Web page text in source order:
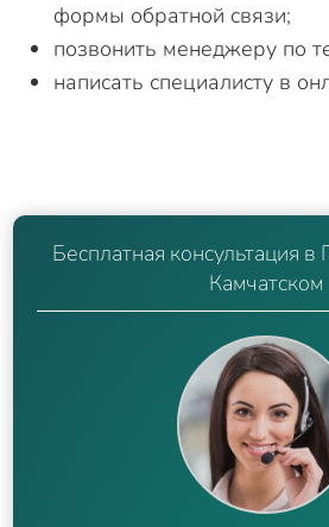
формы обратной связи;
позвонить менеджеру по
написать специалисту в
Бесплатная консультация
Камчатском